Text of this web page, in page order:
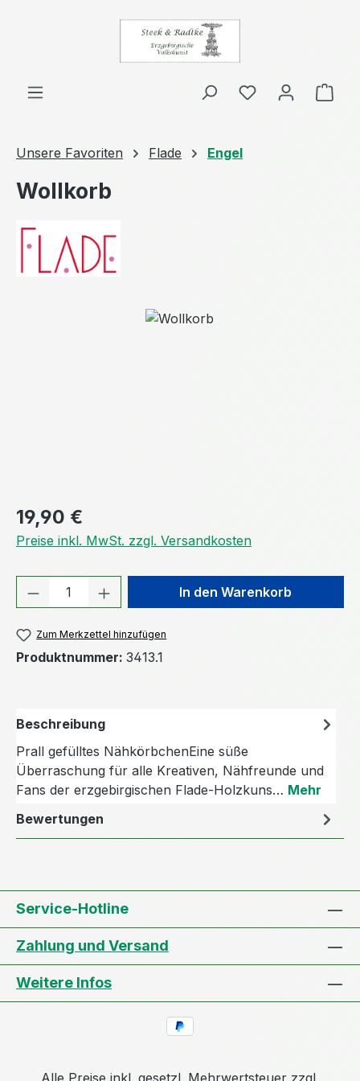
Zum Hauptinhalt springen
Unsere Favoriten Flade Engel
Wollkorb
Bildergalerie überspringen
Regulärer Preis:
19,90 €
Preise inkl. MwSt. zzgl. Versandkosten
Produkt Anzahl: Gib denIn den Warenkorb
Zum Merkzettel hinzufügen
Produktnummer: 3413.1
Beschreibung
Prall gefülltes NähkörbchenEine süße
Überraschung für alle Kreativen, Nähfreunde und
Fans der erzgebirgischen Flade-Holzkuns… Mehr
Bewertungen
Service-Hotline
Zahlung und Versand
Weitere Infos
Alle Preise inkl. gesetzl. Mehrwertsteuer zzgl.